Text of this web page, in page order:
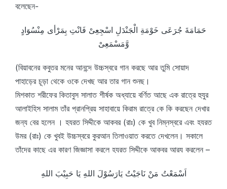
বলেছেন-
حَمَامَةَ جُرَعَى خَوْمَةِ الْجَنْدَلِ اسْجِعِىْ فَانْتِ بِمَرْأى مِنْسُوَادٍ
وَّمَسْمَعِىْ
(বিয়াবনের কবুতর মনের আনন্দে উচ্চস্বরে গান করছে আর তুমি সোয়াদ
পাহাড়ের চূড়া থেকে ওকে দেখছ আর তার গান শুনছ।
মিশকাত শরীফের কিতাবুস সালাত শীর্ষক অধ্যায়ে বর্ণিত আছে এক রাত্রে হুযুর
আলাইহিস সালাম তাঁর প্রানপ্রিয় সাহাবায়ে কিরাম রাত্রে কে কি করছেন দেখার
জন্য বের হলেন । হযরত সিদ্দীকে আকবর (রাঃ) কে খুব নিম্নস্বরে এবং হযরত
উমর (রাঃ) কে খুবই উচ্চস্বরে কুরআন তিলাওয়াত করতে দেখলেন। সকালে
তাঁদের কাছে এর কারণ জিজ্ঞাসা করলে হযরত সিদ্দীকে আকবর আরয করলেন –
اَسْمَعْتُ مَنْ نَاجَيْتُ يَارَسُوْلَ اللهِ يَا حَبِيْبَ اللهِ